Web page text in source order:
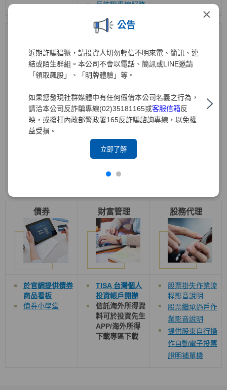
×
公告
近期詐騙猖獗，請投資人切勿輕信不明來電、簡訊、連
結或陌生群組。本公司不會以電話、簡訊或LINE邀請
「領取飆股」、「明牌體驗」等。
如果您發現社群媒體中有任何假借本公司名義之行為，
請洽本公司反詐騙專線(02)35181165或客服信箱反
映，或撥打內政部警政署165反詐騙諮詢專線，以免權
益受損。
立即了解
反詐騙專線服務
投資銀行
借券交易系統長
效單說明
於官網新增興櫃
交易市場即時行
即時新聞及重大
訊息公告
官網提供下列專區
權證教學專區
債券 財富管理 股務代理
於官網提供債券
商品看板
債券小學堂
TISA 台灣個人
投資帳戶開辦
信託海外所得資
料可於投資先生
APP/海外所得
下載專區下載
股票掛失作業流
程影音說明
股票繼承過戶作
業影音說明
提供股東自行操
作自動電子投票
證明補單機